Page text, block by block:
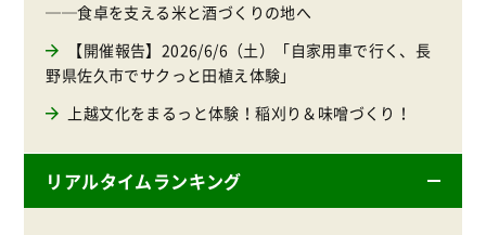
──食卓を支える米と酒づくりの地へ
【開催報告】2026/6/6（土）「自家用車で行く、長
野県佐久市でサクっと田植え体験」
上越文化をまるっと体験！稲刈り＆味噌づくり！
リアルタイムランキング